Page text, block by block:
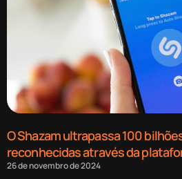
O Shazam ultrapassa 100
reconhecidas através da
26 de novembro de 2024